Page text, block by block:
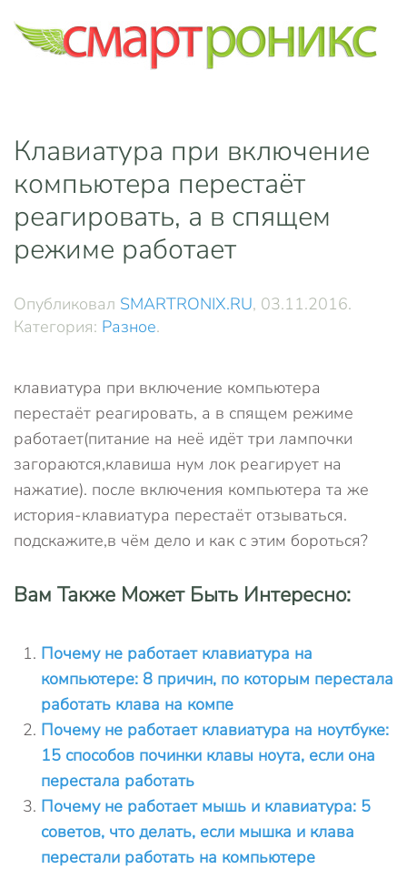
Skip to main content
Клавиатура при включение
компьютера перестаёт
реагировать, а в спящем
режиме работает
Опубликовал SMARTRONIX.RU, 03.11.2016.
Категория: Разное.
клавиатура при включение компьютера
перестаёт реагировать, а в спящем режиме
работает(питание на неё идёт три лампочки
загораются,клавиша нум лок реагирует на
нажатие). после включения компьютера та же
история-клавиатура перестаёт отзываться.
подскажите,в чём дело и как с этим бороться?
Вам Также Может Быть Интересно:
Почему не работает клавиатура на
компьютере: 8 причин, по которым перестала
работать клава на компе
Почему не работает клавиатура на ноутбуке:
15 способов починки клавы ноута, если она
перестала работать
Почему не работает мышь и клавиатура: 5
советов, что делать, если мышка и клава
перестали работать на компьютере